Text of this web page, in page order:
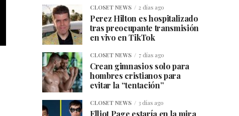
CLOSET NEWS 2 días ago
Perez Hilton es hospitalizado
tras preocupante transmisión
en vivo en TikTok
CLOSET NEWS 7 días ago
Crean gimnasios solo para
hombres cristianos para
evitar la “tentación”
CLOSET NEWS 3 días ago
Elliot Page estaría en la mira